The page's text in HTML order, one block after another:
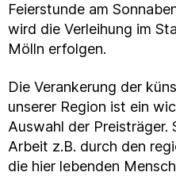
Feierstunde am
wird die Verleihung im
Mölln erfolgen.
Die Verankerung der
unserer Region ist ein
Auswahl der Preisträger.
Arbeit z.B. durch den
die hier lebenden